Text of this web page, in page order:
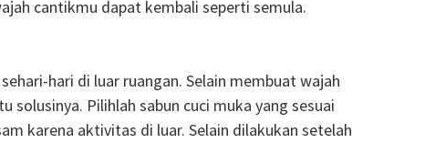
cantikmu dapat kembali seperti semula.
hari di luar ruangan. Selain membuat wajah
Pilihlah sabun cuci muka yang sesuai
karena aktivitas di luar. Selain dilakukan setelah